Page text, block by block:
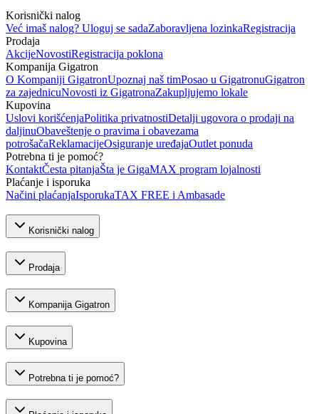
Korisnički nalog
Već imaš nalog? Uloguj se sadaZaboravljena lozinkaRegistracija
Prodaja
AkcijeNovostiRegistracija poklona
Kompanija Gigatron
O Kompaniji GigatronUpoznaj naš timPosao u GigatronuGigatron
za zajednicuNovosti iz GigatronaZakupljujemo lokale
Kupovina
Uslovi korišćenjaPolitika privatnostiDetalji ugovora o prodaji na
daljinuObaveštenje o pravima i obavezama
potrošačaReklamacijeOsiguranje uređajaOutlet ponuda
Potrebna ti je pomoć?
KontaktČesta pitanjaŠta je GigaMAX program lojalnosti
Plaćanje i isporuka
Načini plaćanjaIsporukaTAX FREE i Ambasade
Korisnički nalog
Prodaja
Kompanija Gigatron
Kupovina
Potrebna ti je pomoć?